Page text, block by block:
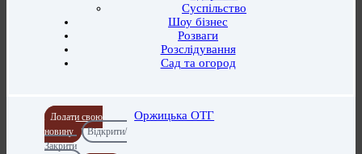
Суспільство
Шоу бізнес
Розваги
Розслідування
Сад та огород
Додати свою
новину
Відкрити/
Закрити
Оржицька ОТГ